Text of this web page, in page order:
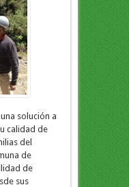
solución a
calidad de
del
de
de
sus